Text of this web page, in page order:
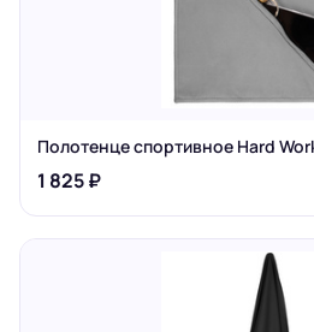
Полотенце спортивное Hard
1 825 ₽